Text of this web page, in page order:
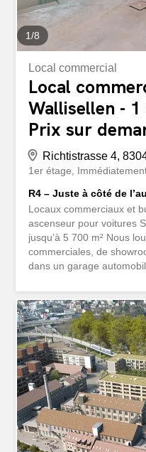
Team *************
1/8
Local commercial
Local
Wallisellen - 1
Prix sur
Richtistrasse 4,
1er étage
R4 – Juste à côté de
Locaux commerciaux et
ascenseur pour voitures
jusqu’à 5 700 m² Nous
commerciales, de
dans un garage
l’exposition, l’atelier et
des fenêtres du sol au
besoins et vos désirs
étages supérieurs
étage Charge au sol de
100m2 Sanitaires
trouverez un aperçu de
des plans d’étage ici:
Venez découvrir par
d’utilisation variées.